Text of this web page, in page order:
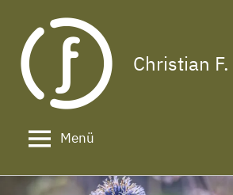
Inhalt
springen
Christian
Das
ein
Menü